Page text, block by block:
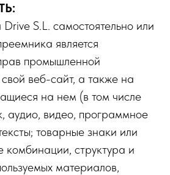
S.L. самостоятельно или
является
промышленной
веб-сайт, а также на
на нем (в том числе
аудио, видео, программное
товарные знаки или
комбинации, структура и
материалов,